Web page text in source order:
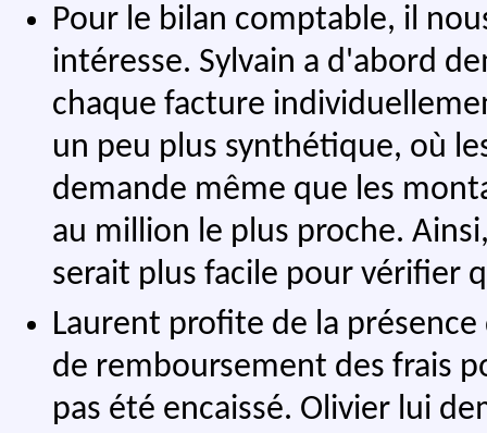
Pour le bilan comptable, il
intéresse. Sylvain a d'abord
chaque facture
un peu plus synthétique, où
demande même que les
au million le plus proche.
serait plus facile pour vérifier
Laurent profite de la
de remboursement des frais
pas été encaissé. Olivier lui